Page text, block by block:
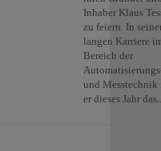
Inhaber Klaus
zu feiern. In
langen Karriere
Bereich der
und Messtechnik
er dieses Jahr